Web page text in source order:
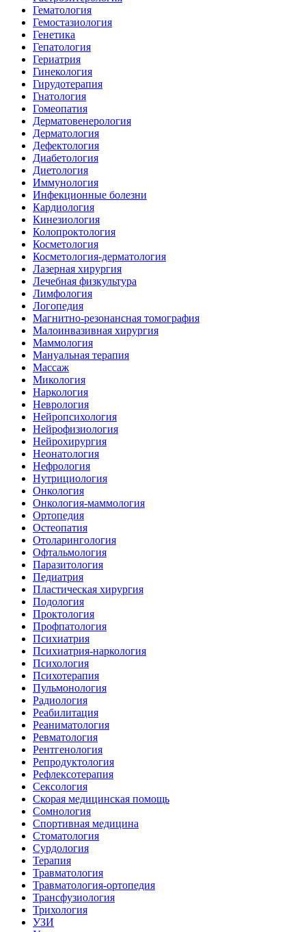
Гематология
Гемостазиология
Генетика
Гепатология
Гериатрия
Гинекология
Гирудотерапия
Гнатология
Гомеопатия
Дерматовенерология
Дерматология
Дефектология
Диабетология
Диетология
Иммунология
Инфекционные болезни
Кардиология
Кинезиология
Колопроктология
Косметология
Косметология-дерматология
Лазерная хирургия
Лечебная физкультура
Лимфология
Логопедия
Магнитно-резонансная томография
Малоинвазивная хирургия
Маммология
Мануальная терапия
Массаж
Микология
Наркология
Неврология
Нейропсихология
Нейрофизиология
Нейрохирургия
Неонатология
Нефрология
Нутрициология
Онкология
Онкология-маммология
Ортопедия
Остеопатия
Отоларингология
Офтальмология
Паразитология
Педиатрия
Пластическая хирургия
Подология
Проктология
Профпатология
Психиатрия
Психиатрия-наркология
Психология
Психотерапия
Пульмонология
Радиология
Реабилитация
Реаниматология
Ревматология
Рентгенология
Репродуктология
Рефлексотерапия
Сексология
Скорая медицинская помощь
Сомнология
Спортивная медицина
Стоматология
Сурдология
Терапия
Травматология
Травматология-ортопедия
Трансфузиология
Трихология
УЗИ